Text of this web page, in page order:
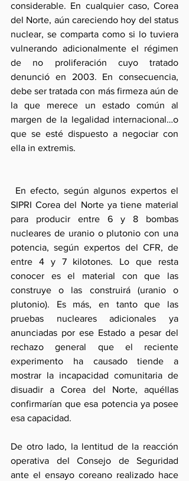
considerable. En cualquier caso, Corea
del Norte, aún careciendo hoy del status
nuclear, se comparta como si lo tuviera
vulnerando adicionalmente el régimen
de no proliferación cuyo tratado
denunció en 2003. En consecuencia,
debe ser tratada con más firmeza aún de
la que merece un estado común al
margen de la legalidad internacional…o
que se esté dispuesto a negociar con
ella in extremis.
SIPRI Corea del Norte ya tiene material
para producir entre 6 y 8 bombas
nucleares de uranio o plutonio con una
potencia, según expertos del CFR, de
entre 4 y 7 kilotones. Lo que resta
conocer es el material con que las
construye o las construirá (uranio o
plutonio). Es más, en tanto que las
pruebas nucleares adicionales ya
anunciadas por ese Estado a pesar del
rechazo general que el reciente
experimento ha causado tiende a
mostrar la incapacidad comunitaria de
disuadir a Corea del Norte, aquéllas
confirmarían que esa potencia ya posee
esa capacidad.
De otro lado, la lentitud de la reacción
operativa del Consejo de Seguridad
ante el ensayo coreano realizado hace